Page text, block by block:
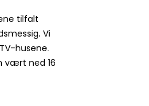
tilfalt
Vi
husene.
vært ned 16